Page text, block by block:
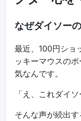
なぜダイソー
最近、100円ショ
ッキーマウスの
気なんです。
「え、これダイ
そんな声が続出